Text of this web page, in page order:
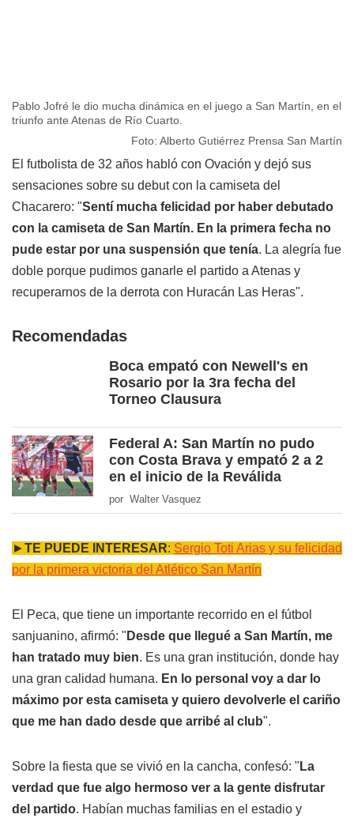
Pablo Jofré le dio mucha dinámica en el juego a San Martín, en el
triunfo ante Atenas de Río Cuarto.
Foto: Alberto Gutiérrez Prensa San Martín
El futbolista de 32 años habló con Ovación y dejó sus
sensaciones sobre su debut con la camiseta del
Chacarero: "Sentí mucha felicidad por haber debutado
con la camiseta de San Martín. En la primera fecha no
pude estar por una suspensión que tenía. La alegría fue
doble porque pudimos ganarle el partido a Atenas y
recuperarnos de la derrota con Huracán Las Heras".
Recomendadas
Boca empató con Newell's en
Rosario por la 3ra fecha del
Torneo Clausura
Federal A: San Martín no pudo
con Costa Brava y empató 2 a 2
en el inicio de la Reválida
por Walter Vasquez
►TE PUEDE INTERESAR: Sergio Toti Arias y su felicidad
por la primera victoria del Atlético San Martín
El Peca, que tiene un importante recorrido en el fútbol
sanjuanino, afirmó: " Desde que llegué a San Martín, me
han tratado muy bien. Es una gran institución, donde hay
una gran calidad humana. En lo personal voy a dar lo
máximo por esta camiseta y quiero devolverle el cariño
que me han dado desde que arribé al club".
Sobre la fiesta que se vivió en la cancha, confesó: " La
verdad que fue algo hermoso ver a la gente disfrutar
del partido. Habían muchas familias en el estadio y